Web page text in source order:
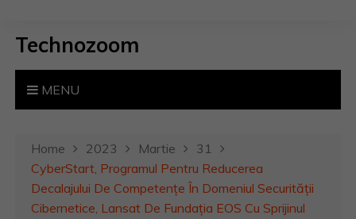
Technozoom
MENU
Home 2023 Martie
31
CyberStart, Programul Pentru Reducerea
Decalajului De Competențe În Domeniul Securității
Cibernetice, Lansat De Fundația EOS Cu Sprijinul